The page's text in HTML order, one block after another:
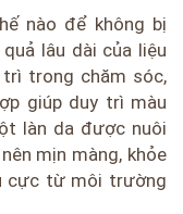
nào để không bị
lâu dài của liệu
trong chăm sóc,
giúp duy trì màu
làn da được nuôi
mịn màng, khỏe
cực từ môi trường